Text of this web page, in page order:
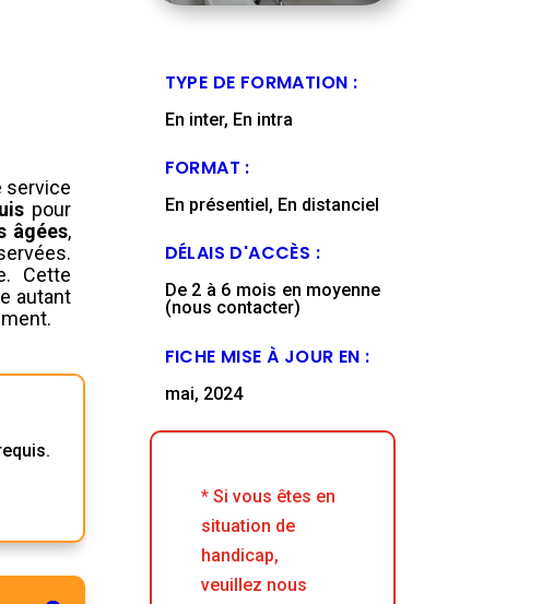
service
pour
âgées,
Cette
autant
TYPE DE FORMATION :
En inter, En intra
FORMAT :
En présentiel, En distanciel
DÉLAIS D'ACCÈS :
De 2 à 6 mois en moyenne
(nous contacter)
FICHE MISE À JOUR EN :
mai, 2024
* Si vous êtes en
situation de
handicap,
veuillez nous